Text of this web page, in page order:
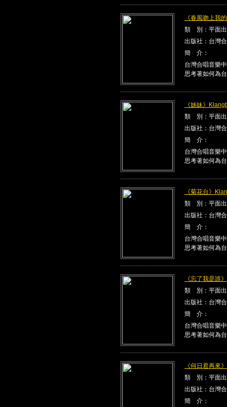
《春風吻上我
類 別：平面
出版社：台灣
簡 介：
台灣合唱音樂
思考著如何為
《姊妹》
類 別：平面
出版社：台灣
簡 介：
台灣合唱音樂
思考著如何為
《菊花台》
類 別：平面
出版社：台灣
簡 介：
台灣合唱音樂
思考著如何為
《忘了我是誰
類 別：平面
出版社：台灣
簡 介：
台灣合唱音樂
思考著如何為
《何日君再來
類 別：平面
出版社：台灣
簡 介：